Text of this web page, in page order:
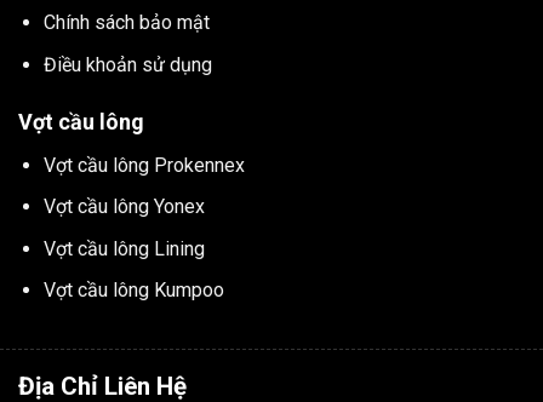
Chính sách bảo mật
Điều khoản sử dụng
Vợt cầu lông
Vợt cầu lông Prokennex
Vợt cầu lông Yonex
Vợt cầu lông Lining
Vợt cầu lông Kumpoo
Địa Chỉ Liên Hệ